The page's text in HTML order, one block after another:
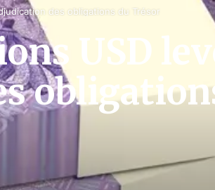
des obligations du Trésor
USD